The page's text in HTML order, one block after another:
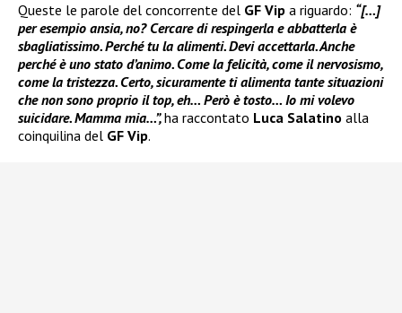
Queste le parole del concorrente del GF Vip a riguardo: “[…]
per esempio ansia, no? Cercare di respingerla e abbatterla è
sbagliatissimo. Perché tu la alimenti. Devi accettarla. Anche
perché è uno stato d’animo. Come la felicità, come il nervosismo,
come la tristezza. Certo, sicuramente ti alimenta tante situazioni
che non sono proprio il top, eh… Però è tosto… Io mi volevo
suicidare. Mamma mia…”,ha raccontato Luca Salatino alla
coinquilina del GF Vip.